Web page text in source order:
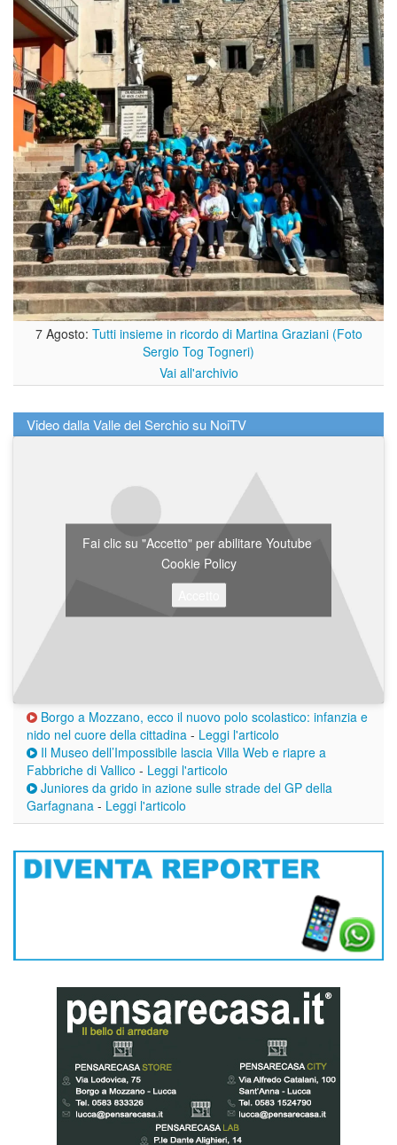
7 Agosto: Tutti insieme in ricordo di Martina Graziani (Foto
Sergio Tog Togneri)
Vai all'archivio
Video dalla Valle del Serchio su NoiTV
Fai clic su "Accetto" per abilitare Youtube
Cookie Policy
Borgo a Mozzano, ecco il nuovo polo scolastico: infanzia e
nido nel cuore della cittadina - Leggi l'articolo
Il Museo dell’Impossibile lascia Villa Web e riapre a
Fabbriche di Vallico - Leggi l'articolo
Juniores da grido in azione sulle strade del GP della
Garfagnana - Leggi l'articolo